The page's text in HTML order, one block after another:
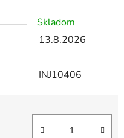
Skladom
13.8.2026
INJ10406